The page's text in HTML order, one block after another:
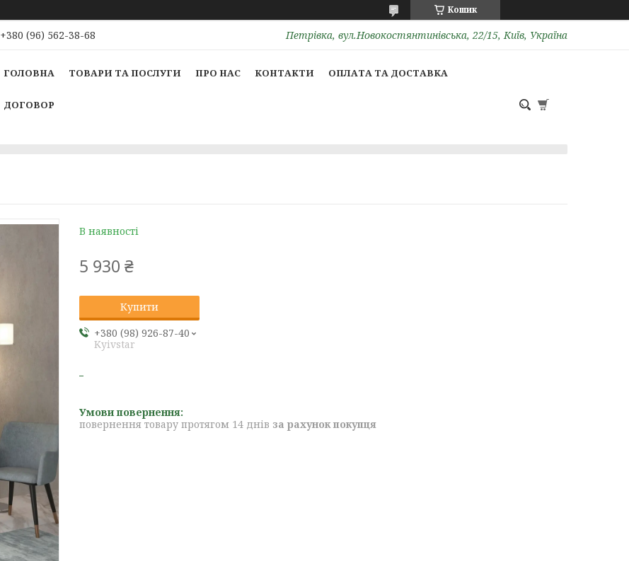
Кошик
+380 (96) 562-38-68 Петрівка, вул.Новокостянтинівська, 22/15, Київ, Україна
ГОЛОВНА ТОВАРИ ТА ПОСЛУГИ ПРО НАС КОНТАКТИ ОПЛАТА ТА ДОСТАВКА
ДОГОВОР
В наявності
5 930 ₴
Купити
+380 (98) 926-87-40
Kyivstar
повернення товару протягом 14 днів за рахунок покупця